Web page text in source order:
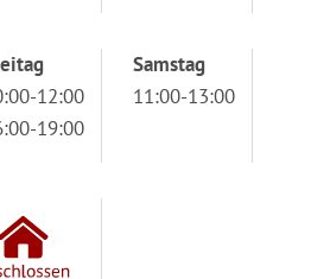
12:00
19:00
Samstag
11:00-13:00